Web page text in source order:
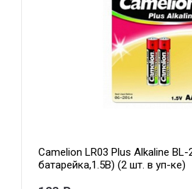
Camelion LR03 Plus Alkaline BL-
батарейка,1.5В) (2 шт. в уп-ке)